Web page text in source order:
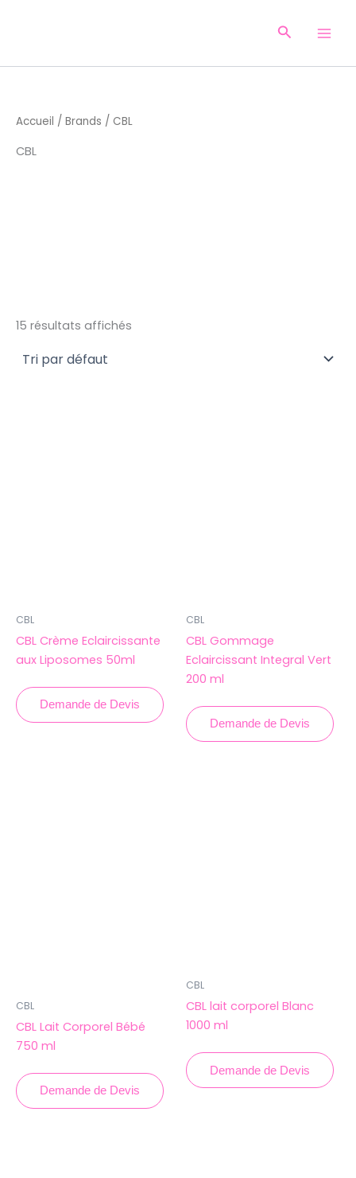
Accueil / Brands / CBL
CBL
15 résultats affichés
CBL
CBL Crème Eclaircissante
aux Liposomes 50ml
Demande de Devis
CBL
CBL Gommage
Eclaircissant Integral Vert
200 ml
Demande de Devis
CBL
CBL Lait Corporel Bébé
750 ml
Demande de Devis
CBL
CBL lait corporel Blanc
1000 ml
Demande de Devis